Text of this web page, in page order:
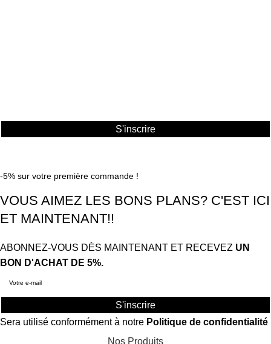
S'inscrire
-5% sur votre première commande !
VOUS AIMEZ LES BONS PLANS? C'EST ICI
ET MAINTENANT!!
ABONNEZ-VOUS DÈS MAINTENANT ET RECEVEZ UN
BON D'ACHAT DE 5%.
S'inscrire
Sera utilisé conformément à notre Politique de confidentialité
Nos Produits